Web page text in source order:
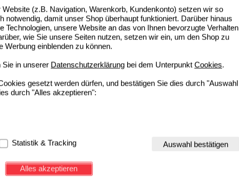
(z.B. Navigation, Warenkorb, Kundenkonto) setzen wir so
notwendig, damit unser Shop überhaupt funktioniert. Darüber hinaus
Technologien, unsere Website an das von Ihnen bevorzugte Verhalten
wie Sie unsere Seiten nutzen, setzen wir ein, um den Shop zu
Werbung einblenden zu können.
Sie in unserer Datenschutzerklärung bei dem Unterpunkt Cookies.
gesetzt werden dürfen, und bestätigen Sie dies durch "Auswahl
durch "Alles akzeptieren":
um Cookies, die für die Grundfunktionen unserer Website
Kundenkonto), weshalb auf diese nicht verzichtet werden kann.
das Einkaufserlebnis noch ansprechender zu gestalten,
Besuchers oder unsere Seite an bevorzugte Verhaltensweisen (z.B.
Statistik & Tracking Auswahl bestätigen
Alles akzeptieren
Cie GmbH
3
AVP*** 24,29 €
Unser Preis* 16,49 €
Sie sparen
Details
30%
Einnehmen
Sie sparen
Max. Abgabe:
Details
33% 36%